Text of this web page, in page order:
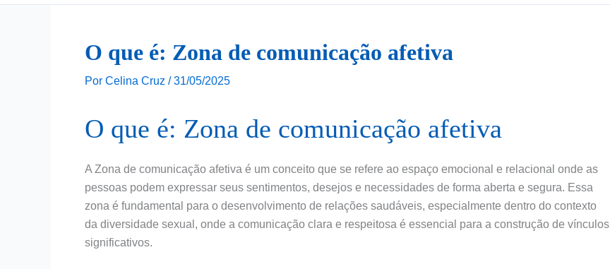
O que é: Zona de comunicação afetiva
Por Celina Cruz /31/05/2025
O que é: Zona de comunicação afetiva
A Zona de comunicação afetiva é um conceito que se refere ao espaço emocional e relacional onde as
pessoas podem expressar seus sentimentos, desejos e necessidades de forma aberta e segura. Essa
zona é fundamental para o desenvolvimento de relações saudáveis, especialmente dentro do contexto
da diversidade sexual, onde a comunicação clara e respeitosa é essencial para a construção de vínculos
significativos.